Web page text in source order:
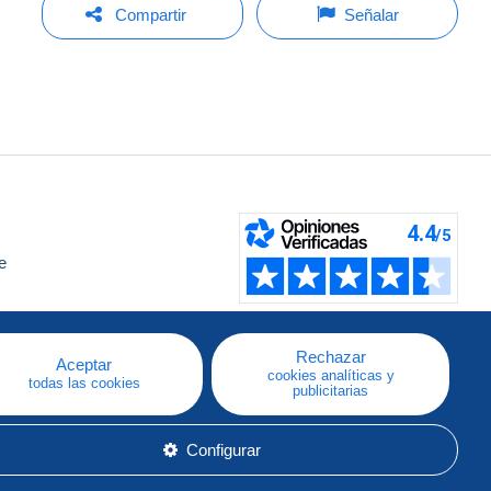
Compartir Señalar
Aceptar
todas las cookies
Rechazar
cookies analíticas y
publicitarias
Configurar